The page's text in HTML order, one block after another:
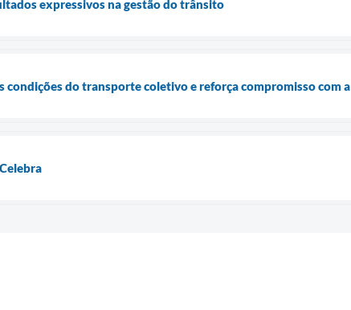
expressivos na gestão do trânsito
do transporte coletivo e reforça compromisso com a